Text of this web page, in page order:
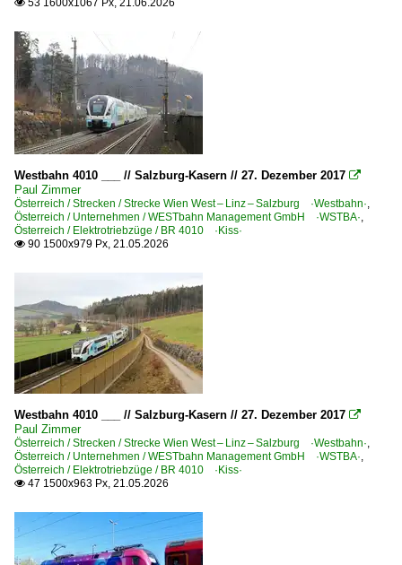
Alpha Trains Europa GmbH ·ATDE·
BahnTouristikExpress ·BTEX·
BoxXpress.de GmbH, Bad Honnef ·BOXX·
Captrain Deutschland GmbH ·CTD· ab 01.2010
DB Fernverkehr AG, Frankfurt (Main)
Die Länderbahn GmbH - Vogtlandbahn ·VBG·
ERS Railways GmbH, Hamburg ·DB·
Unternehmen (L - Z)
LTH Transportlogistik GmbH, Dorsten
mgw Service GmbH u. Co.KG, Kassel
Raildox GmbH u Co.KG, Erfurt ·RDX·
Railpool GmbH, München ·Rpool·
RTB Cargo - Rurtalbahn Cargo GmbH, Düren ·RTBC·
Rurtalbahn GmbH, Düren ·RTB· PV, [P]
TX Logistik AG, Troisdorf ·TXL·
VTG Rail Europe GmbH, Hamburg
Unternehmen | historisch
DB Schenker Rail Deutschland AG, Mainz bis 03.2016
 53 1600x1067 Px, 21.06.2026
Westbahn 4010 ___ // Salzburg-Kasern // 27. Dezember 2017 
Paul Zimmer
Österreich / Strecken / Strecke Wien West – Linz – Salzburg ·Westbahn·,
Österreich / Unternehmen / WESTbahn Management GmbH ·WSTBA·,
Österreich / Elektrotriebzüge / BR 4010 ·Kiss·
 90 1500x979 Px, 21.05.2026
Westbahn 4010 ___ // Salzburg-Kasern // 27. Dezember 2017 
Paul Zimmer
Österreich / Strecken / Strecke Wien West – Linz – Salzburg ·Westbahn·,
Österreich / Unternehmen / WESTbahn Management GmbH ·WSTBA·,
Österreich / Elektrotriebzüge / BR 4010 ·Kiss·
 47 1500x963 Px, 21.05.2026